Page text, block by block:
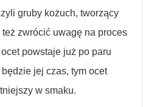
gruby kożuch, tworzący
zwrócić uwagę na proces
powstaje już po paru
jej czas, tym ocet
w smaku.